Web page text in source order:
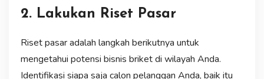
2. Lakukan Riset Pasar
Riset pasar adalah langkah berikutnya untuk
mengetahui potensi bisnis briket di wilayah Anda.
Identifikasi siapa saja calon pelanggan Anda, baik itu